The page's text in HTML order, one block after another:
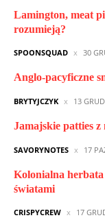
Lamington, meat
rozumieją?
SPOONSQUAD 30
Anglo-pacyficzne
BRYTYJCZYK 13
Jamajskie patties
SAVORYNOTES 17
Kolonialna herbata
światami
CRISPYCREW 17